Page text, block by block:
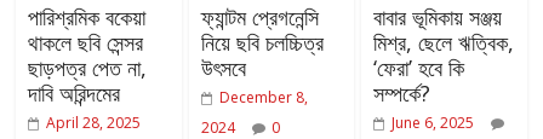
পারিশ্রমিক বকেয়া
থাকলে ছবি সেন্সর
ছাড়পত্র পেত না,
দাবি অরিন্দমের
April 28, 2025
ফ্যান্টম প্রেগনেন্সি
নিয়ে ছবি চলচ্চিত্র
উৎসবে
December 8,
2024
0
বাবার ভূমিকায় সঞ্জয়
মিশ্র, ছেলে ঋত্বিক,
‘ফেরা’ হবে কি
সম্পর্কে?
June 6, 2025